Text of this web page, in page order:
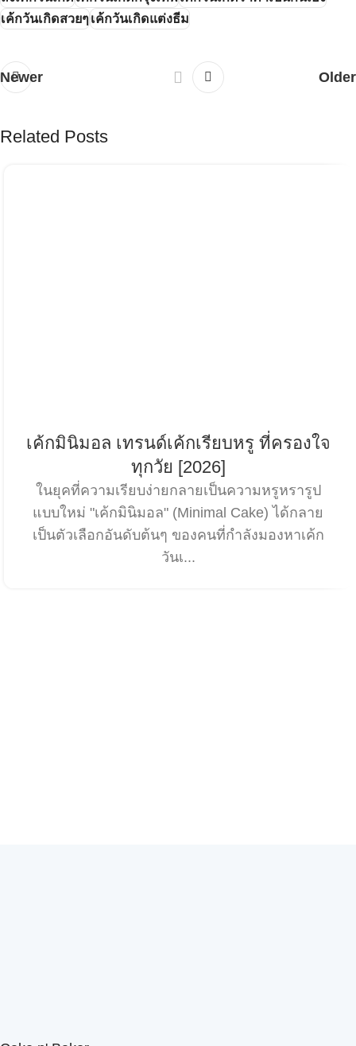
เค้กวันเกิดสวยๆเค้กวันเกิดแต่งธีม
Newer Older
Related Posts
เค้กมินิมอล เทรนด์เค้กเรียบหรู ที่ครองใจ
ทุกวัย [2026]
ในยุคที่ความเรียบง่ายกลายเป็นความหรูหรารูป
แบบใหม่ "เค้กมินิมอล" (Minimal Cake) ได้กลาย
เป็นตัวเลือกอันดับต้นๆ ของคนที่กำลังมองหาเค้ก
วันเ...